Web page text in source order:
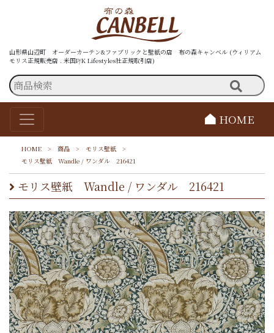
山形県山辺町 オーダーカーテン&ファブリックと壁紙の店 布の森キャンベル (ウィリアム
モリス正規販売店 . 米国P/K Lifestyles社正規取引店)
HOME
HOME > 商品 > モリス壁紙
>
モリス壁紙 Wandle / ワンダル 216421
モリス壁紙 Wandle / ワンダル 216421